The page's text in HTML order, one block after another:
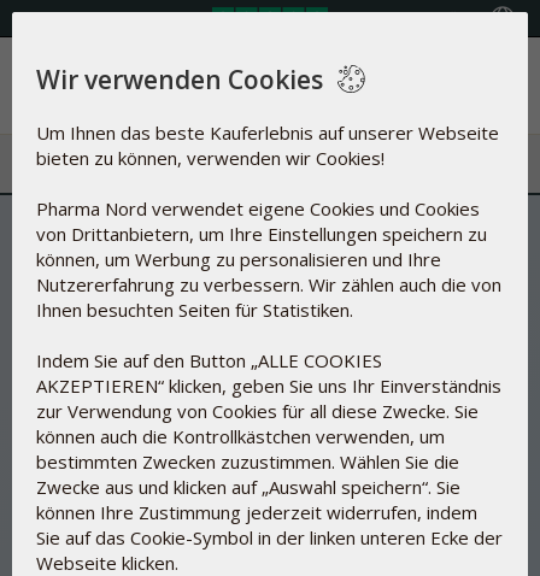
Menü
Wir verwenden Cookies
Um Ihnen das beste Kauferlebnis auf unserer Webseite
bieten zu können, verwenden wir Cookies!
Pharma Nord verwendet eigene Cookies und Cookies
von Drittanbietern, um Ihre Einstellungen speichern zu
können, um Werbung zu personalisieren und Ihre
Nutzererfahrung zu verbessern. Wir zählen auch die von
Ihnen besuchten Seiten für Statistiken.
Indem Sie auf den Button „ALLE COOKIES
AKZEPTIEREN“ klicken, geben Sie uns Ihr Einverständnis
zur Verwendung von Cookies für all diese Zwecke. Sie
können auch die Kontrollkästchen verwenden, um
bestimmten Zwecken zuzustimmen. Wählen Sie die
Zwecke aus und klicken auf „Auswahl speichern“. Sie
können Ihre Zustimmung jederzeit widerrufen, indem
Sie auf das Cookie-Symbol in der linken unteren Ecke der
Webseite klicken.